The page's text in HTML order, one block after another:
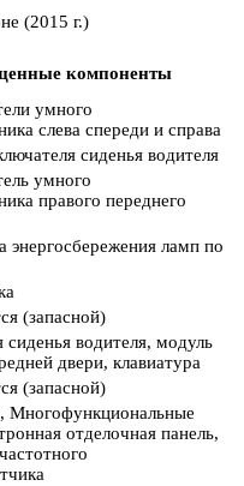
(2015 г.)
компоненты
умного
слева спереди и справа
сиденья водителя
умного
правого переднего
энергосбережения ламп по
(запасной)
сиденья водителя, модуль
двери, клавиатура
(запасной)
Многофункциональные
отделочная панель,